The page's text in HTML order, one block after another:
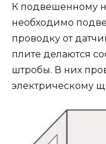
К подвешенному
необходимо
проводку от
плите делаются
штробы. В них
электрическому